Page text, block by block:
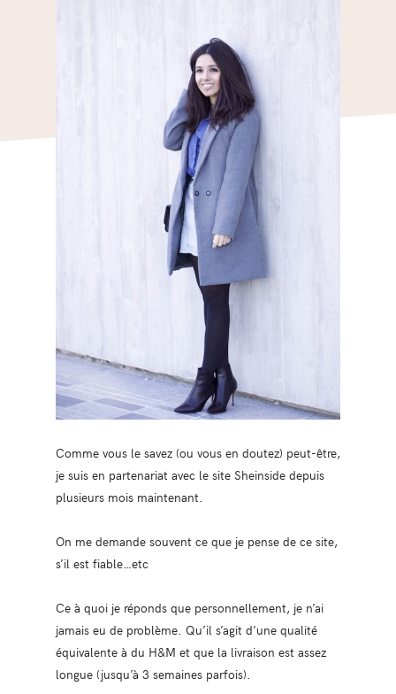
Comme vous le savez (ou vous en doutez) peut-être,
je suis en partenariat avec le site Sheinside depuis
plusieurs mois maintenant.
On me demande souvent ce que je pense de ce site,
s’il est fiable…etc
Ce à quoi je réponds que personnellement, je n’ai
jamais eu de problème. Qu’il s’agit d’une qualité
équivalente à du H&M et que la livraison est assez
longue (jusqu’à 3 semaines parfois).